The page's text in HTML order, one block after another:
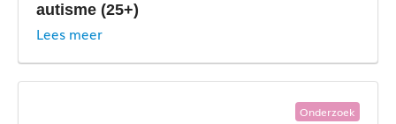
autisme (25+)
Lees meer
Onderzoek